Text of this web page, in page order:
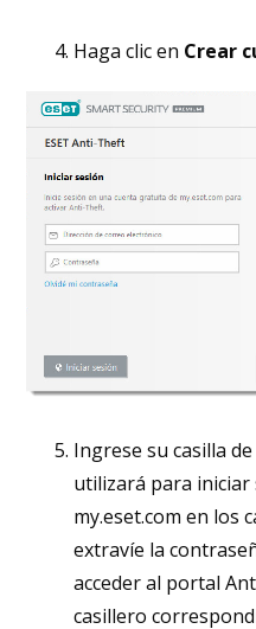
Haga clic en Crear
Ingrese su casilla
utilizará para iniciar
my.eset.com en los
extravíe la
acceder al portal
casillero